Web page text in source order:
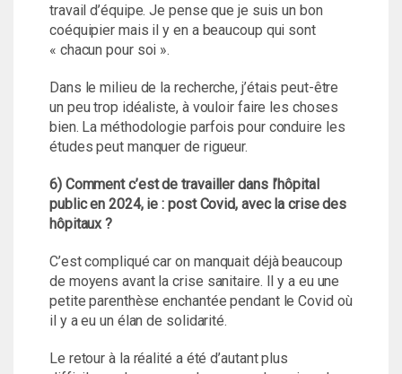
travail d’équipe. Je pense que je suis un bon
coéquipier mais il y en a beaucoup qui sont
« chacun pour soi ».
Dans le milieu de la recherche, j’étais peut-être
un peu trop idéaliste, à vouloir faire les choses
bien. La méthodologie parfois pour conduire les
études peut manquer de rigueur.
6) Comment c’est de travailler dans l’hôpital
public en 2024, ie : post Covid, avec la crise des
hôpitaux ?
C’est compliqué car on manquait déjà beaucoup
de moyens avant la crise sanitaire. Il y a eu une
petite parenthèse enchantée pendant le Covid où
il y a eu un élan de solidarité.
Le retour à la réalité a été d’autant plus